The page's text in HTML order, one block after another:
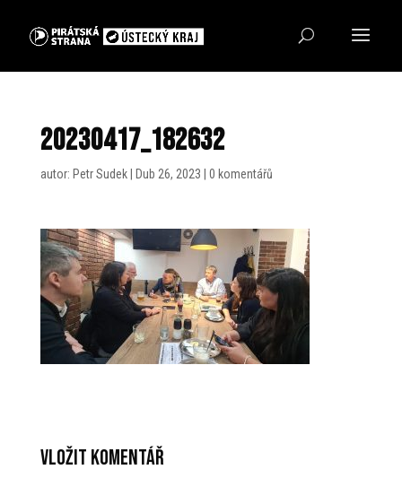
20230417_182632
autor: Petr Sudek| Dub 26, 2023 0 komentářů
Vložit komentář